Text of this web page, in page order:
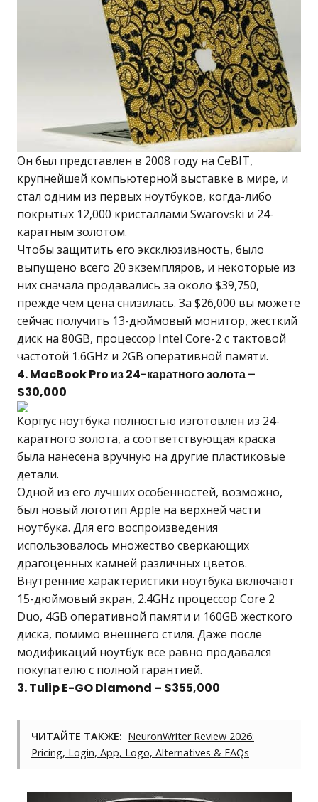
Он был представлен в 2008 году на CeBIT,
крупнейшей компьютерной выставке в мире, и
стал одним из первых ноутбуков, когда-либо
покрытых 12,000 кристаллами Swarovski и 24-
каратным золотом.
Чтобы защитить его эксклюзивность, было
выпущено всего 20 экземпляров, и некоторые из
них сначала продавались за около $39,750,
прежде чем цена снизилась. За $26,000 вы можете
сейчас получить 13-дюймовый монитор, жесткий
диск на 80GB, процессор Intel Core-2 с тактовой
частотой 1.6GHz и 2GB оперативной памяти.
4. MacBook Pro из 24-каратного золота –
$30,000
Корпус ноутбука полностью изготовлен из 24-
каратного золота, а соответствующая краска
была нанесена вручную на другие пластиковые
детали.
Одной из его лучших особенностей, возможно,
был новый логотип Apple на верхней части
ноутбука. Для его воспроизведения
использовалось множество сверкающих
драгоценных камней различных цветов.
Внутренние характеристики ноутбука включают
15-дюймовый экран, 2.4GHz процессор Core 2
Duo, 4GB оперативной памяти и 160GB жесткого
диска, помимо внешнего стиля. Даже после
модификаций ноутбук все равно продавался
покупателю с полной гарантией.
3. Tulip E-GO Diamond – $355,000
ЧИТАЙТЕ ТАКЖЕ: NeuronWriter Review 2026:
Pricing, Login, App, Logo, Alternatives & FAQs